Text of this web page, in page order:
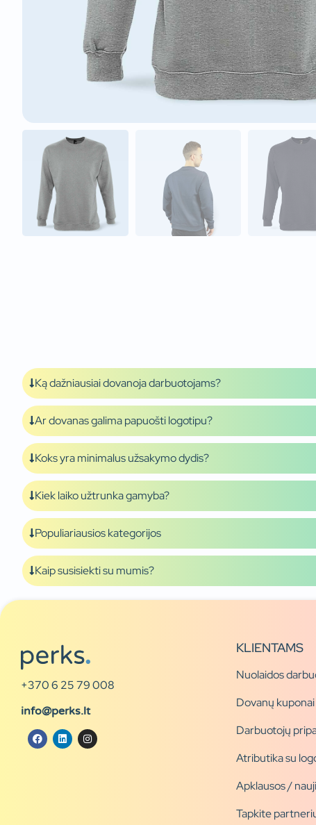
Ką dažniausiai dovanoja darbuotojams?
Ar dovanas galima papuošti logotipu?
Koks yra minimalus užsakymo dydis?
Kiek laiko užtrunka gamyba?
Populiariausios kategorijos
Kaip susisiekti su mumis?
+370 6 25 79 008
info@perks.lt
KLIENTAMS
Nuolaidos
Dovanų
Darbuotojų
Atributika su
Apklausos /
Tapkite